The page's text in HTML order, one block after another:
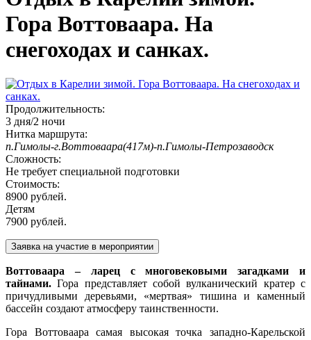
Гора Воттоваара. На
снегоходах и санках.
Продолжительность:
3 дня/2 ночи
Нитка маршрута:
п.Гимолы-г.Воттоваара(417м)-п.Гимолы-Петрозаводск
Сложность:
Не требует специальной подготовки
Стоимость:
8900 рублей.
Детям
7900 рублей.
Воттоваара – ларец с многовековыми загадками и
тайнами. Гора представляет собой вулканический кратер с
причудливыми деревьями, «мертвая» тишина и каменный
бассейн создают атмосферу таинственности.
Гора Воттоваара самая высокая точка западно-Карельской